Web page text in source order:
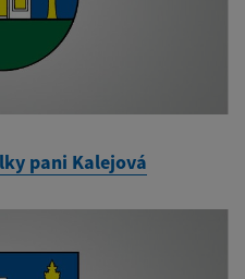
pani Kalejová